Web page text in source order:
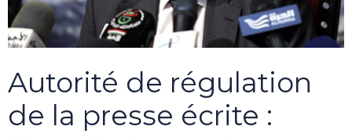
Autorité de régulation
de la presse écrite :